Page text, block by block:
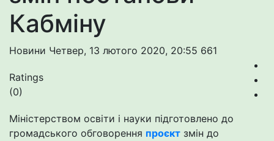
Кабміну
Новини Четвер, 13 лютого 2020, 20:55 661
Ratings
(0)
Міністерством освіти і науки підготовлено до
громадського обговорення проєкт змін до